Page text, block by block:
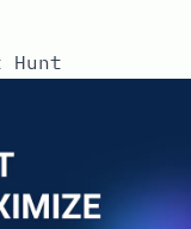
Hunt